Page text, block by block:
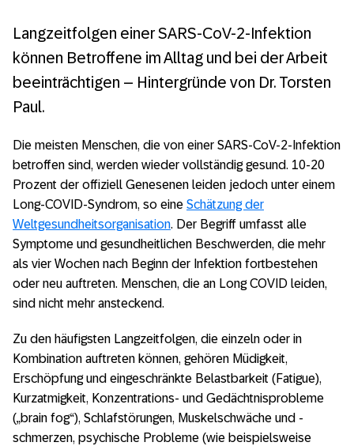
Langzeitfolgen einer SARS-CoV-2-Infektion
können Betroffene im Alltag und bei der Arbeit
beeinträchtigen – Hintergründe von Dr. Torsten
Paul.
Die meisten Menschen, die von einer SARS-CoV-2-Infektion
betroffen sind, werden wieder vollständig gesund. 10-20
Prozent der offiziell Genesenen leiden jedoch unter einem
Long-COVID-Syndrom, so eine Schätzung der
Weltgesundheitsorganisation. Der Begriff umfasst alle
Symptome und gesundheitlichen Beschwerden, die mehr
als vier Wochen nach Beginn der Infektion fortbestehen
oder neu auftreten. Menschen, die an Long COVID leiden,
sind nicht mehr ansteckend.
Zu den häufigsten Langzeitfolgen, die einzeln oder in
Kombination auftreten können, gehören Müdigkeit,
Erschöpfung und eingeschränkte Belastbarkeit (Fatigue),
Kurzatmigkeit, Konzentrations- und Gedächtnisprobleme
(„brain fog“), Schlafstörungen, Muskelschwäche und -
schmerzen, psychische Probleme (wie beispielsweise